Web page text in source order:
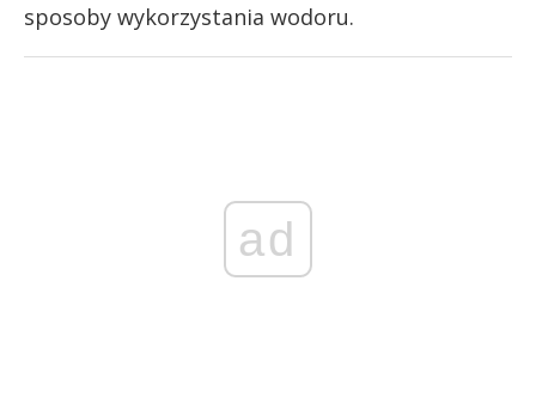
sposoby wykorzystania wodoru.
ad